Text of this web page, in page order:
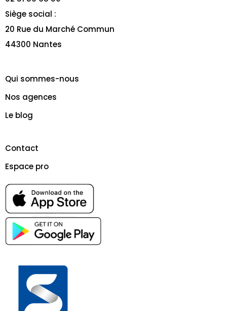
Siège social :
20 Rue du Marché Commun
44300 Nantes
Qui sommes-nous
Nos agences
Le blog
Contact
Espace pro